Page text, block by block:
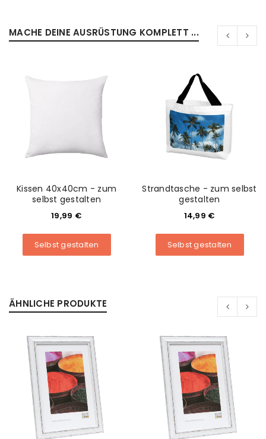
ANMELDEN
Passwort*
MACHE DEINE AUSRÜSTUNG KOMPLETT ...
Kissen 40x40cm - zum
selbst gestalten
19,99 €
Selbst gestalten
Strandtasche - zum selbst
gestalten
14,99 €
Selbst gestalten
ÄHNLICHE PRODUKTE